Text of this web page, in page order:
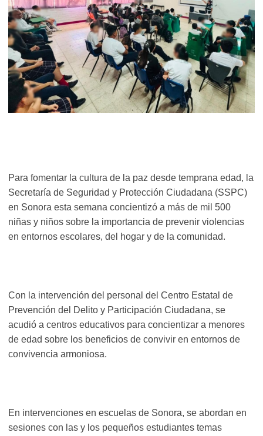
Para fomentar la cultura de la paz desde temprana edad, la
Secretaría de Seguridad y Protección Ciudadana (SSPC)
en Sonora esta semana concientizó a más de mil 500
niñas y niños sobre la importancia de prevenir violencias
en entornos escolares, del hogar y de la comunidad.
Con la intervención del personal del Centro Estatal de
Prevención del Delito y Participación Ciudadana, se
acudió a centros educativos para concientizar a menores
de edad sobre los beneficios de convivir en entornos de
convivencia armoniosa.
En intervenciones en escuelas de Sonora, se abordan en
sesiones con las y los pequeños estudiantes temas